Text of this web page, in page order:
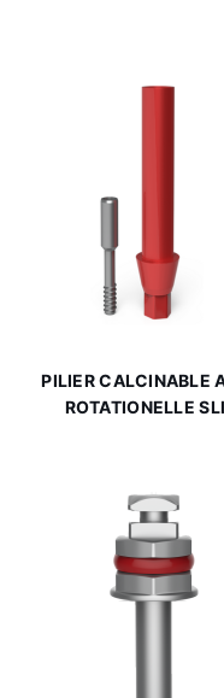
Aperçu
PILIER CALCINABLE
ROTATIONELLE